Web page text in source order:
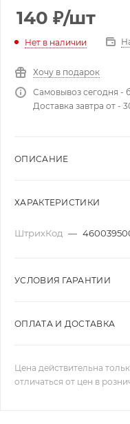
140 ₽/шт
Нет в наличии
Хочу в подарок
Самовывоз сегодня -
Доставка завтра от -
ОПИСАНИЕ
ХАРАКТЕРИСТИКИ
ШтрихКод —
УСЛОВИЯ ГАРАНТИИ
ОПЛАТА И ДОСТАВКА
Цена действительна
отличаться от цен в